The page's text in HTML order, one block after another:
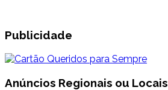
Publicidade
Anúncios Regionais ou Locais